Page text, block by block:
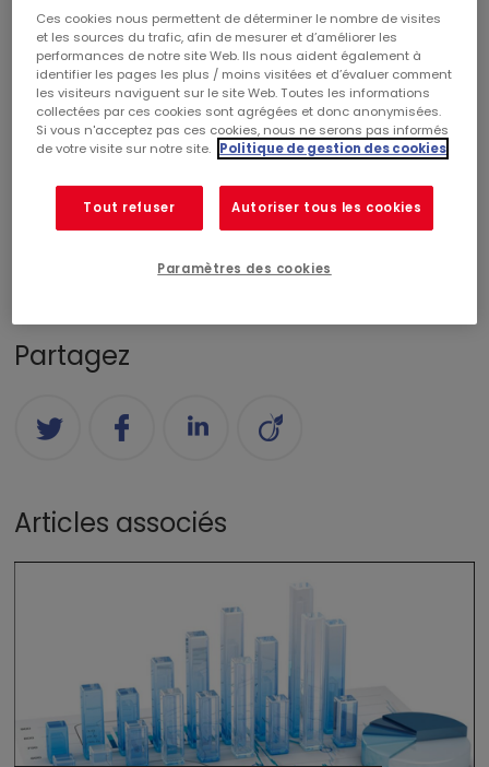
Catégories
RÉALISATIONS
COMMERCIALISATION RSE CORPORATE
PALMARÈS NOMINATION
Partagez
Articles associés
Ces cookies nous permettent de déterminer le nombre de visites
et les sources du trafic, afin de mesurer et d’améliorer les
performances de notre site Web. Ils nous aident également à
identifier les pages les plus / moins visitées et d’évaluer comment
les visiteurs naviguent sur le site Web. Toutes les informations
collectées par ces cookies sont agrégées et donc anonymisées.
Si vous n'acceptez pas ces cookies, nous ne serons pas informés
de votre visite sur notre site. Politique de gestion des cookies
Tout refuser Autoriser tous les cookies
Paramètres des cookies